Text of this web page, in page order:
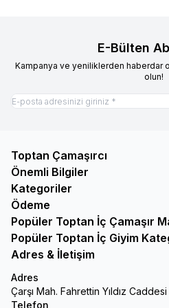
E-Bülten
Kampanya ve yeniliklerden haberdar
olun!
Toptan Çamaşırcı
Önemli Bilgiler
Kategoriler
Ödeme
Popüler Toptan İç Çamaşır
Popüler Toptan İç Giyim
Adres & İletişim
Adres
Çarşı Mah. Fahrettin Yıldız
Telefon